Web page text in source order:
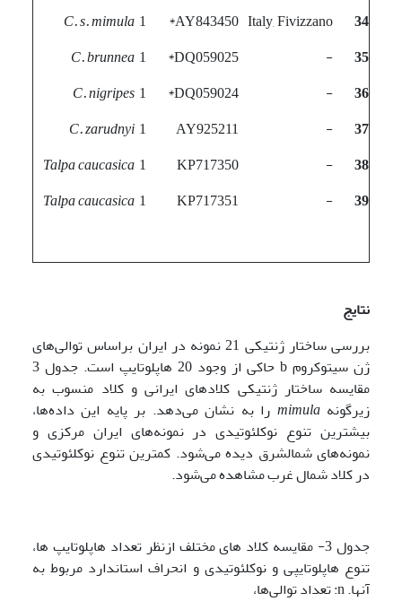
34
Italy, Fivizzano
AY843450*
1
C. s. mimula
35
-
DQ059025*
1
C. brunnea
36
-
DQ059024*
1
C. nigripes
37
-
AY925211
1
C. zarudnyi
38
-
KP717350
1
Talpa caucasica
39
-
KP717351
1
Talpa caucasica
نتایج
بررسی ساختار ژنتیکی 21 نمونه در ایران براساس توالی‌های
ژن سیتوکروم b حاکی از وجود 20 هاپلوتایپ است. جدول 3
مقایسه ساختار ژنتیکی کلادهای ایرانی و کلاد منسوب به
زیرگونهmimula را به نشان می‌دهد. بر پایه این داده‌ها،
بیشترین تنوع نوکلئوتیدی در نمونه‌های ایران مرکزی و
نمونه‌های شمال­شرق دیده می‌شود. کمترین تنوع نوکلئوتیدی
در کلاد شمال غرب مشاهده می‌شود.
جدول 3- مقایسه کلاد های مختلف ازنظر تعداد هاپلوتایپ ها،
تنوع هاپلوتایپی و نوکلئوتیدی و انحراف استاندارد مربوط به
آنها. n: تعداد توالی‌ها،